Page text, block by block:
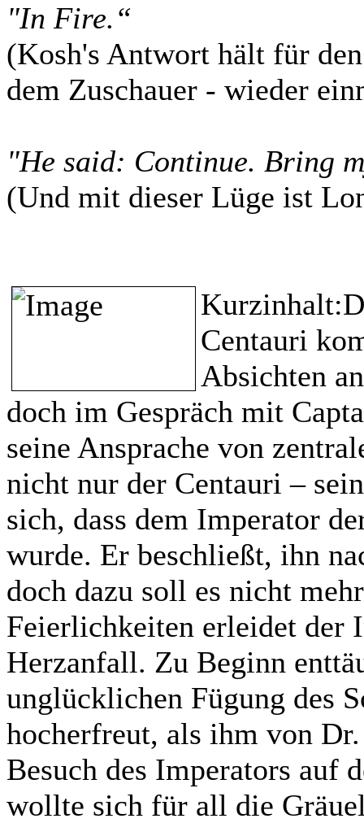
"In Fire.“
(Kosh's Antwort hält für
dem Zuschauer - wieder
"He said: Continue. Bring
(Und mit dieser Lüge ist
Kurzinhalt:
Centauri
Absichten
doch im Gespräch mit
seine Ansprache von
nicht nur der Centauri –
sich, dass dem Imperator
wurde. Er beschließt, ihn
doch dazu soll es nicht
Feierlichkeiten erleidet der
Herzanfall. Zu Beginn
unglücklichen Fügung des
hocherfreut, als ihm von
Besuch des Imperators auf
wollte sich für all die